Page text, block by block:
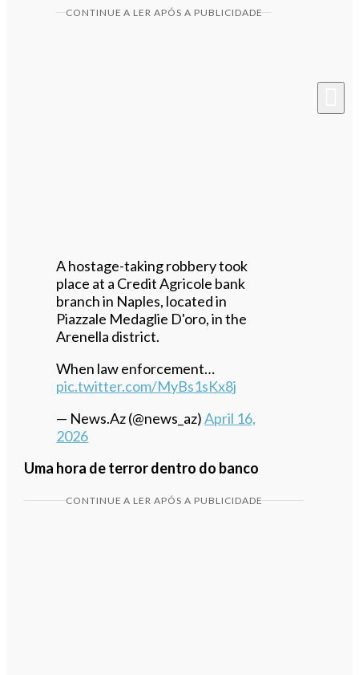
CONTINUE A LER APÓS A PUBLICIDADE
A hostage-taking robbery took
place at a Credit Agricole bank
branch in Naples, located in
Piazzale Medaglie D'oro, in the
Arenella district.
When law enforcement…
pic.twitter.com/MyBs1sKx8j
— News.Az (@news_az)April 16,
2026
Uma hora de terror dentro do banco
CONTINUE A LER APÓS A PUBLICIDADE